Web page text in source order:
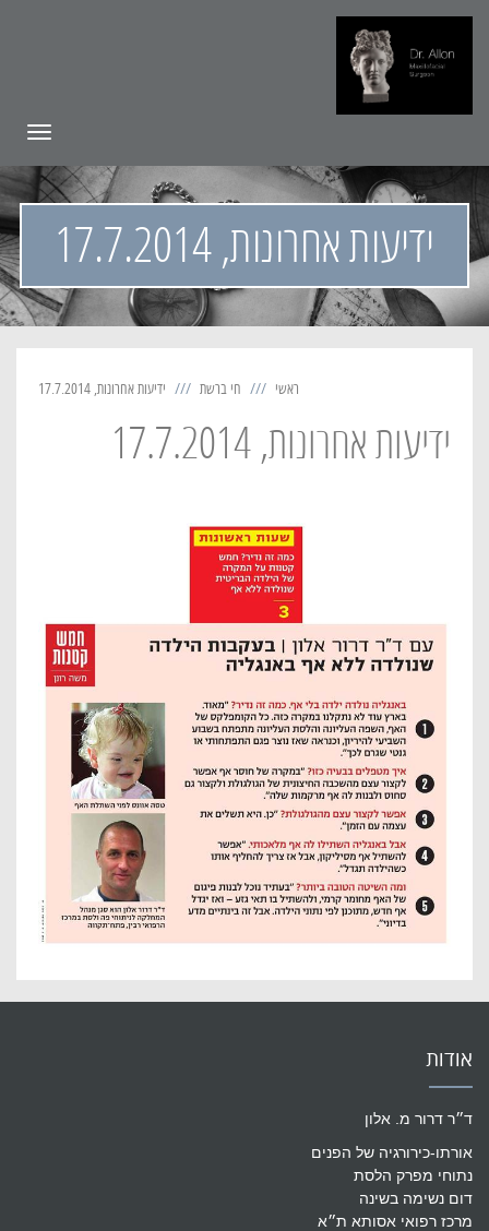
ידיעות אחרונות, 17.7.2014
ראשי חי ברשת ידיעות אחרונות, 17.7.2014
ידיעות אחרונות, 17.7.2014
אודות
ד״ר דרור מ. אלון
אורתו-כירורגיה של הפנים
נתוחי מפרק הלסת
דום נשימה בשינה
מרכז רפואי אסותא ת״א